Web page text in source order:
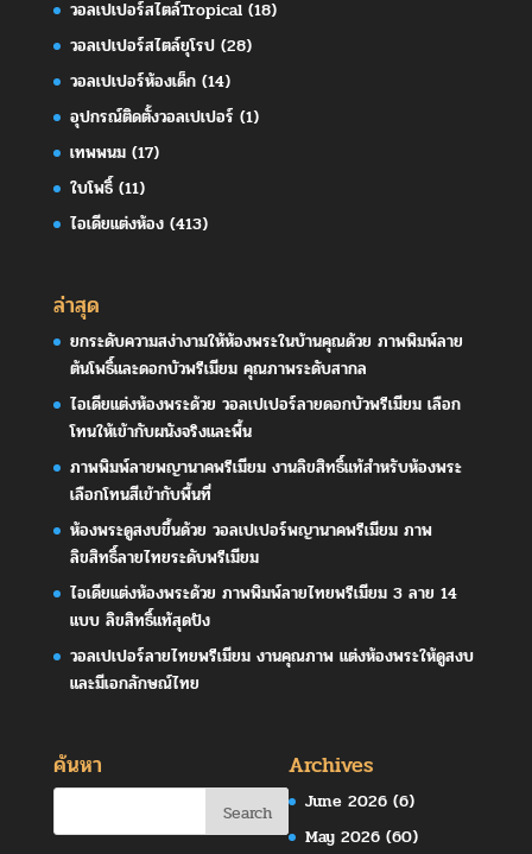
วอลเปเปอร์สไตล์Tropical(18)
วอลเปเปอร์สไตล์ยุโรป(28)
วอลเปเปอร์ห้องเด็ก(14)
อุปกรณ์ติดตั้งวอลเปเปอร์ (1)
เทพพนม(17)
ใบโพธิ์(11)
ไอเดียแต่งห้อง(413)
ล่าสุด
ยกระดับความสง่างามให้ห้องพระในบ้านคุณด้วย ภาพพิมพ์ลาย
ต้นโพธิ์และดอกบัวพรีเมียม คุณภาพระดับสากล
ไอเดียแต่งห้องพระด้วย วอลเปเปอร์ลายดอกบัวพรีเมียม เลือก
โทนให้เข้ากับผนังจริงและพื้น
ภาพพิมพ์ลายพญานาคพรีเมียม งานลิขสิทธิ์แท้สำหรับห้องพระ
เลือกโทนสีเข้ากับพื้นที่
ห้องพระดูสงบขึ้นด้วย วอลเปเปอร์พญานาคพรีเมียม ภาพ
ลิขสิทธิ์ลายไทยระดับพรีเมียม
ไอเดียแต่งห้องพระด้วย ภาพพิมพ์ลายไทยพรีเมียม 3 ลาย 14
แบบ ลิขสิทธิ์แท้สุดปัง
วอลเปเปอร์ลายไทยพรีเมียม งานคุณภาพ แต่งห้องพระให้ดูสงบ
และมีเอกลักษณ์ไทย
ค้นหา Archives
June 2026 (6)
May 2026 (60)